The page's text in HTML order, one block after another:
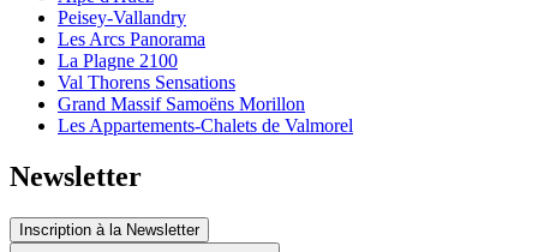
Peisey-Vallandry
Les Arcs Panorama
La Plagne 2100
Val Thorens Sensations
Grand Massif Samoëns Morillon
Les Appartements-Chalets de Valmorel
Newsletter
Inscription à la Newsletter